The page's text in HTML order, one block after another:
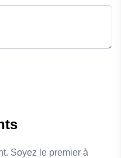
Soyez le premier à